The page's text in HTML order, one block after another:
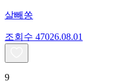
살빼쏭
조회수 47026.08.01
9